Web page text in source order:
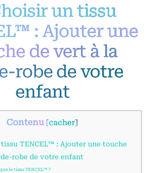
un tissu
: Ajouter une
de vert à la
robe de votre
enfant
Contenu [cacher]
TENCEL™ : Ajouter une touche
robe de votre enfant
le tissu TENCEL™ ?